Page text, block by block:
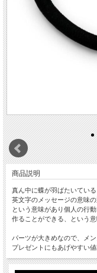
商品説明
真ん中に蝶が羽ばたいてい
英文字のメッセージの意味
という意味があり個人の行
作ることができる、という意
パーツが大きめなので、メ
プレゼントにもあげやすい値